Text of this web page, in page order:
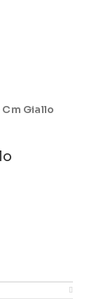
Cm Giallo